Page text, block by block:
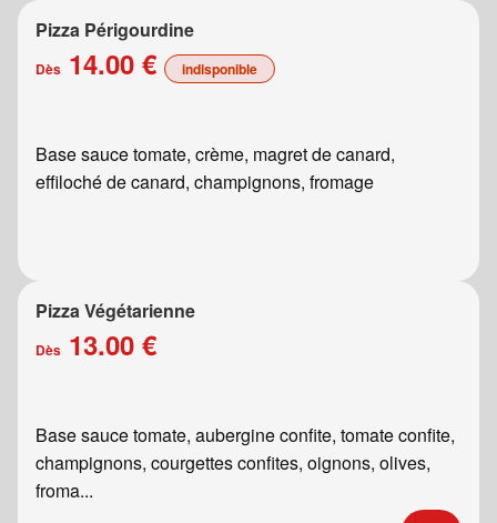
Pizza Périgourdine
Dès 14.00 € indisponible
Base sauce tomate, crème, magret de canard,
effiloché de canard, champignons, fromage
Pizza Végétarienne
Dès 13.00 €
Base sauce tomate, aubergine confite, tomate confite,
champignons, courgettes confites, oignons, olives,
froma...